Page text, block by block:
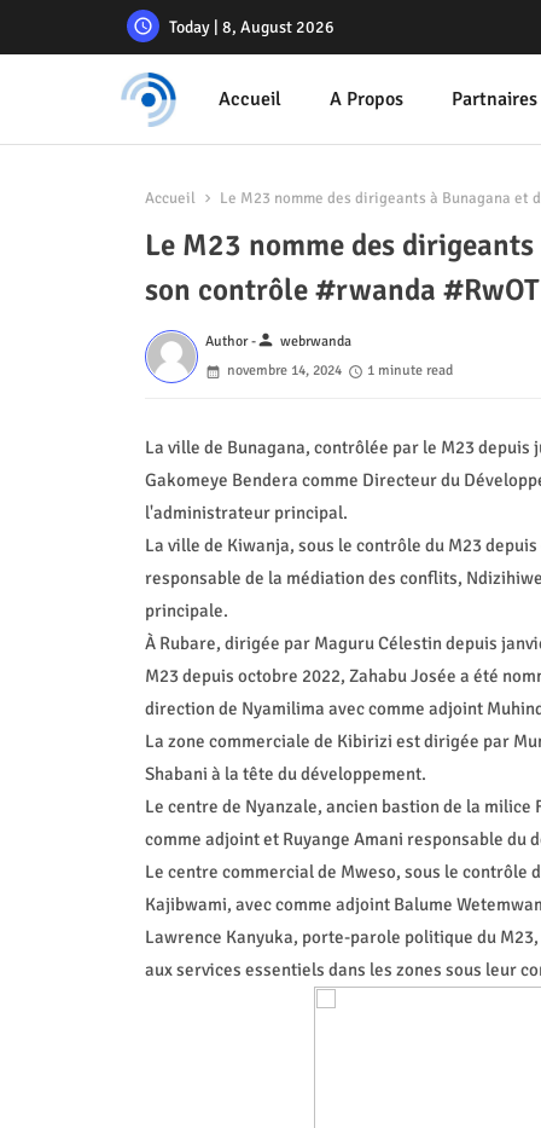
Today | 8, August 2026
Accueil A Propos Partnaires
Accueil Le M23 nomme des dirigeants à Bunagana et
Le M23 nomme des
son contrôle #rwanda #RwOT
Author -person webrwanda
novembre 14, 2024
1 minute read
La ville de Bunagana, contrôlée par le M23
Gakomeye Bendera comme Directeur du
l'administrateur principal.
La ville de Kiwanja, sous le contrôle du M23
responsable de la médiation des conflits,
principale.
À Rubare, dirigée par Maguru Célestin depuis
M23 depuis octobre 2022, Zahabu Josée a été
direction de Nyamilima avec comme adjoint
La zone commerciale de Kibirizi est dirigée par
Shabani à la tête du développement.
Le centre de Nyanzale, ancien bastion de la
comme adjoint et Ruyange Amani responsable du
Le centre commercial de Mweso, sous le contrôle
Kajibwami, avec comme adjoint Balume
Lawrence Kanyuka, porte-parole politique du
aux services essentiels dans les zones sous leur